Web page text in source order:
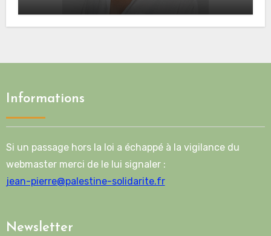
Informations
Si un passage hors la loi a échappé à la vigilance du
webmaster merci de le lui signaler :
jean-pierre@palestine-solidarite.fr
Newsletter